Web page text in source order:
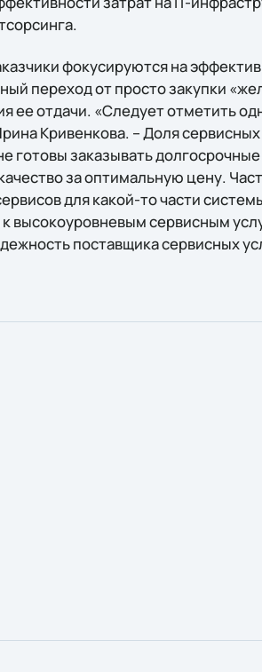
фокусируются на
переход от просто закупки
ее отдачи. «Следует отметить
Кривенкова. – Доля
готовы заказывать
за оптимальную цену.
для какой-то части
высокоуровневым сервисным
поставщика сервисных